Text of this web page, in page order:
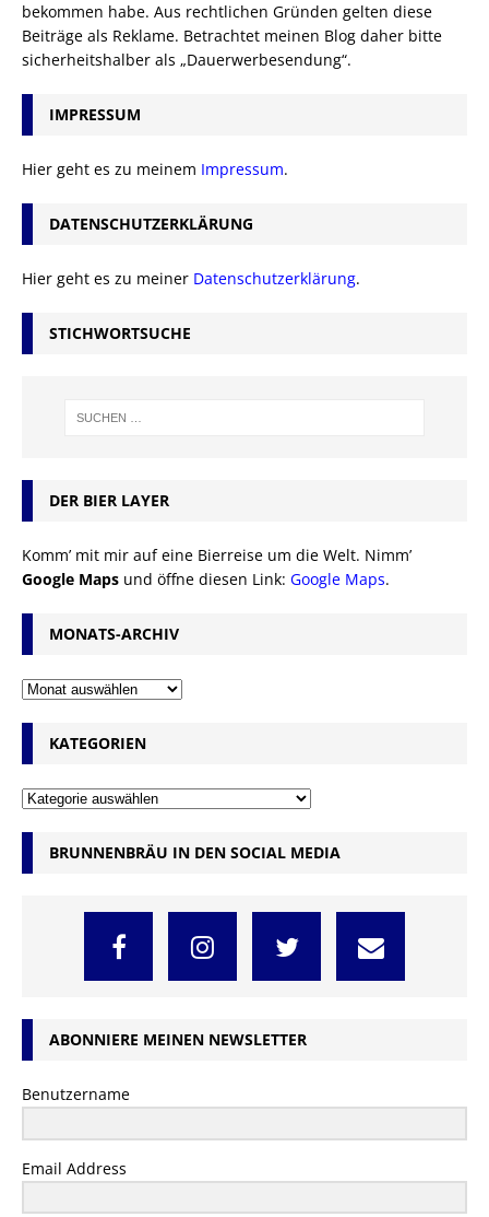
bekommen habe. Aus rechtlichen Gründen gelten diese
Beiträge als Reklame. Betrachtet meinen Blog daher bitte
sicherheitshalber als „Dauerwerbesendung“.
IMPRESSUM
Hier geht es zu meinem Impressum.
DATENSCHUTZERKLÄRUNG
Hier geht es zu meiner Datenschutzerklärung.
STICHWORTSUCHE
DER BIER LAYER
Komm’ mit mir auf eine Bierreise um die Welt. Nimm’
Google Maps und öffne diesen Link: Google Maps.
MONATS-ARCHIV
KATEGORIEN
BRUNNENBRÄU IN DEN SOCIAL MEDIA
ABONNIERE MEINEN NEWSLETTER
Benutzername
Email Address